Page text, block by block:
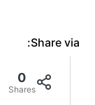
Share via:
0
Shares